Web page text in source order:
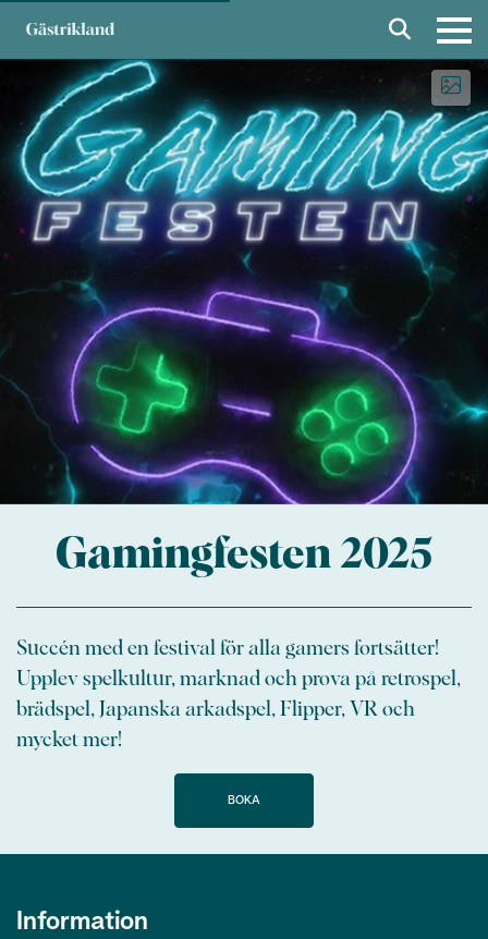
Gamingfesten 2025
Succén med en festival för alla gamers fortsätter!
Upplev spelkultur, marknad och prova på retrospel,
brädspel, Japanska arkadspel, Flipper, VR och
mycket mer!
BOKA
Information